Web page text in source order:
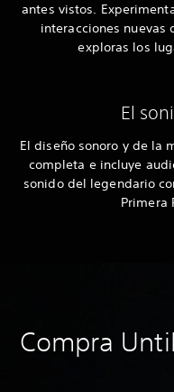
antes vistos.
interacciones nuevas
exploras los
El
El diseño sonoro y de la
completa e incluye
sonido del legendario
Primera
Compra